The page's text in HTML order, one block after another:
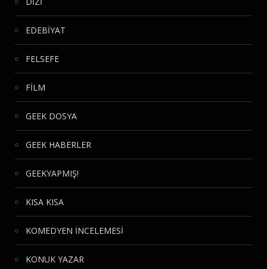
EDEBİYAT
FELSEFE
FİLM
GEEK DOSYA
GEEK HABERLER
GEEKYAPMIŞ!
KISA KISA
KOMEDYEN İNCELEMESİ
KONUK YAZAR